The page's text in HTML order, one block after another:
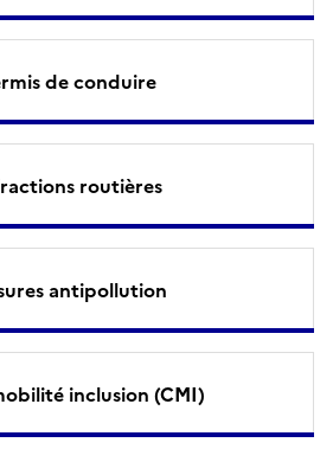
de conduire
routières
antipollution
inclusion (CMI)